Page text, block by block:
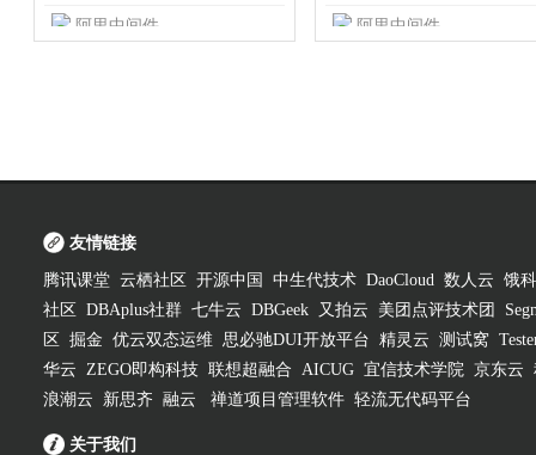
阿里中间件 阿里中间件
友情链接
腾讯课堂 云栖社区 开源中国 中生代技术 DaoCloud 数人云 饿
社区
DBAplus社群 七牛云 DBGeek 又拍云 美团点评技术团
区
掘金 优云双态运维 思必驰DUI开放平台 精灵云 测试窝
华云 ZEGO即构科技 联想超融合 AICUG 宜信技术学院 京东云
浪潮云
新思齐 融云 禅道项目管理软件 轻流无代码平台
关于我们